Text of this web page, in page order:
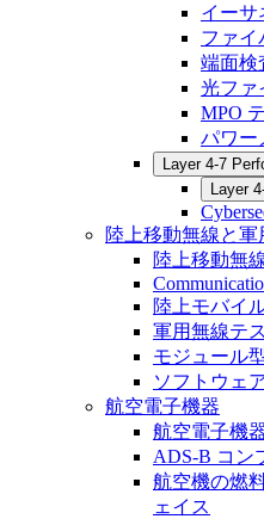
イーサ
ファイ
端面検
光ファ
MPO
パワー
Layer 4-7
Layer
陸上移動無線と軍
陸上移動無
陸上モバイ
軍用無線テ
モジュール
ソフトウェ
航空電子機器
航空電子機
ADS-B コン
航空機の燃
ェイス